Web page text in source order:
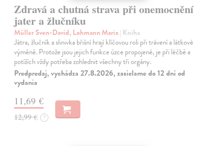
Zdravá a chutná strava při onemocnění
jater a žlučníku
Müller Sven-David, Lohmann Maria| Kniha
Játra, žlučník a slinivka břišní hrají klíčovou roli při trávení a látkové
výměně. Protože jsou jejich funkce úzce propojené, je při léčbě a
potížích vždy potřeba zohlednit všechny tři orgány.
Predpredaj, vychádza 27.8.2026, zasielame do 12 dní od
vydania
11,69 €
12,99 € ?